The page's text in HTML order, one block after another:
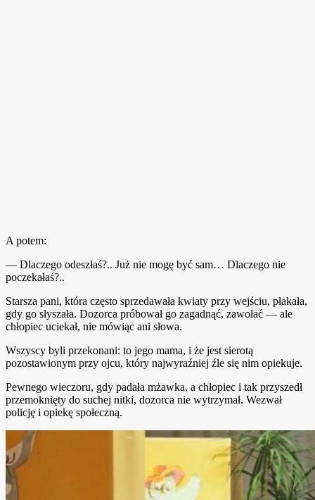
A potem:
— Dlaczego odeszłaś?.. Już nie mogę być sam… Dlaczego nie
poczekałaś?..
Starsza pani, która często sprzedawała kwiaty przy wejściu, płakała,
gdy go słyszała. Dozorca próbował go zagadnąć, zawołać — ale
chłopiec uciekał, nie mówiąc ani słowa.
Wszyscy byli przekonani: to jego mama, i że jest sierotą
pozostawionym przy ojcu, który najwyraźniej źle się nim opiekuje.
Pewnego wieczoru, gdy padała mżawka, a chłopiec i tak przyszedł
przemoknięty do suchej nitki, dozorca nie wytrzymał. Wezwał
policję i opiekę społeczną.